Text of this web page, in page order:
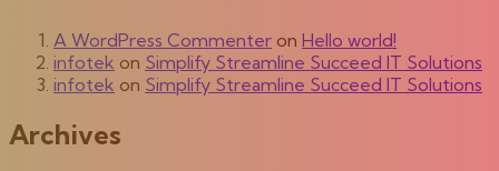
A WordPress Commenter on Hello world!
infotek on Simplify Streamline Succeed IT Solutions
infotek on Simplify Streamline Succeed IT Solutions
Archives